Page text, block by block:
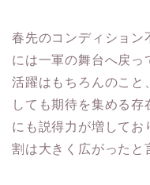
春先のコンディション
には一軍の舞台へ戻
活躍はもちろんのこと
しても期待を集める
にも説得力が増して
割は大きく広がったと